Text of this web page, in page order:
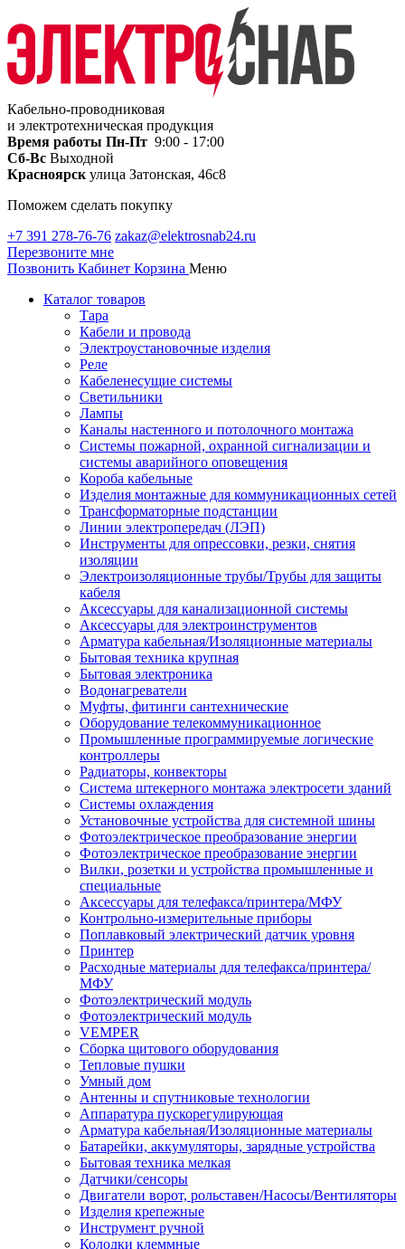
Кабельно-проводниковая
и электротехническая продукция
Время работы Пн-Пт 9:00 - 17:00
Сб-Вс Выходной
Красноярск улица Затонская, 46с8
Поможем сделать покупку
+7 391 278-76-76 zakaz@elektrosnab24.ru
Перезвоните мне
Позвонить Кабинет Корзина Меню
Каталог товаров
Тара
Кабели и провода
Электроустановочные изделия
Реле
Кабеленесущие системы
Светильники
Лампы
Каналы настенного и потолочного монтажа
Системы пожарной, охранной сигнализации и
системы аварийного оповещения
Короба кабельные
Изделия монтажные для коммуникационных сетей
Трансформаторные подстанции
Линии электропередач (ЛЭП)
Инструменты для опрессовки, резки, снятия
изоляции
Электроизоляционные трубы/Трубы для защиты
кабеля
Аксессуары для канализационной системы
Аксессуары для электроинструментов
Арматура кабельная/Изоляционные материалы
Бытовая техника крупная
Бытовая электроника
Водонагреватели
Муфты, фитинги сантехнические
Оборудование телекоммуникационное
Промышленные программируемые логические
контроллеры
Радиаторы, конвекторы
Система штекерного монтажа электросети зданий
Системы охлаждения
Установочные устройства для системной шины
Фотоэлектрическое преобразование энергии
Фотоэлектрическое преобразование энергии
Вилки, розетки и устройства промышленные и
специальные
Аксессуары для телефакса/принтера/МФУ
Контрольно-измерительные приборы
Поплавковый электрический датчик уровня
Принтер
Расходные материалы для телефакса/принтера/
МФУ
Фотоэлектрический модуль
Фотоэлектрический модуль
VEMPER
Сборка щитового оборудования
Тепловые пушки
Умный дом
Антенны и спутниковые технологии
Аппаратура пускорегулирующая
Арматура кабельная/Изоляционные материалы
Батарейки, аккумуляторы, зарядные устройства
Бытовая техника мелкая
Датчики/сенсоры
Двигатели ворот, рольставен/Насосы/Вентиляторы
Изделия крепежные
Инструмент ручной
Колодки клеммные